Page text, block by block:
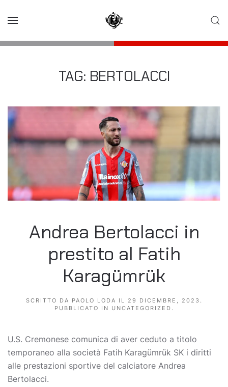
TAG: BERTOLACCI
Andrea Bertolacci in
prestito al Fatih
Karagümrük
SCRITTO DA PAOLO LODA IL 29 DICEMBRE, 2023 .
PUBBLICATO IN UNCATEGORIZED .
U.S. Cremonese comunica di aver ceduto a titolo
temporaneo alla società Fatih Karagümrük SK i diritti
alle prestazioni sportive del calciatore Andrea
Bertolacci.